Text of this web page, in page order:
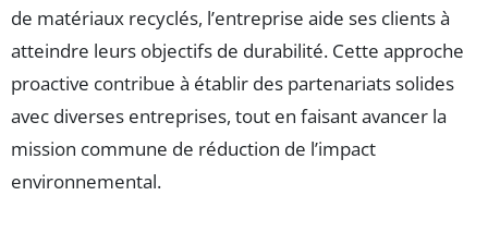
de matériaux recyclés, l’entreprise aide ses clients à
atteindre leurs objectifs de durabilité. Cette approche
proactive contribue à établir des partenariats solides
avec diverses entreprises, tout en faisant avancer la
mission commune de réduction de l’impact
environnemental.